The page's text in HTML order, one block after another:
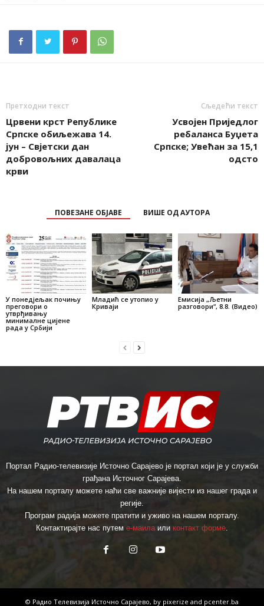
Претходни текст
Црвени крст Републике
Српске обиљежава 14.
јун – Свјетски дан
добровољних давалаца
крви
Сљедећи текст
Усвојен Приједлог
ребаланса Буџета
Српске; Увећан за 15,1
одсто
ПОВЕЗАНЕ ОБЈАВЕ ВИШЕ ОД АУТОРА
У понедјељак почињу
преговори о
утврђивању
минималне цијене
рада у Србији
Младић се утопио у
Криваји
Емисија „Љетни
разговори“, 8.8. (Видео)
Портал Радио-телевизије Источно Сарајево је портал који је у служби
грађана Источног Сарајева.
На нашем порталу можете наћи све важније вијести из нашег града и
регије.
Програм радија можете пратити и уживо на нашем порталу.
Контактирајте нас путем е-маила или контакт форме
© Радио Телевизија Источно Сарајево, by pixerize and pcenter.ba